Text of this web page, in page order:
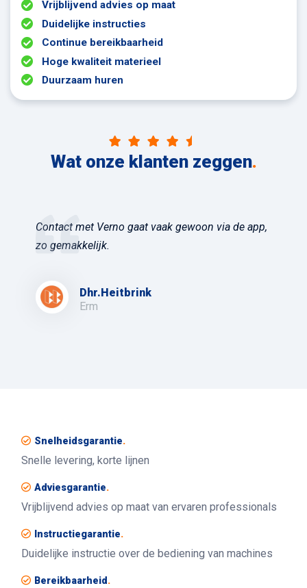
Vrijblijvend advies op maat
Duidelijke instructies
Continue bereikbaarheid
Hoge kwaliteit materieel
Duurzaam huren
Wat onze klanten zeggen.
Contact met Verno gaat vaak gewoon via de app,
zo gemakkelijk.
Dhr.Heitbrink
Erm
Snelheidsgarantie.
Snelle levering, korte lijnen
Adviesgarantie.
Vrijblijvend advies op maat van ervaren professionals
Instructiegarantie.
Duidelijke instructie over de bediening van machines
Bereikbaarheid .